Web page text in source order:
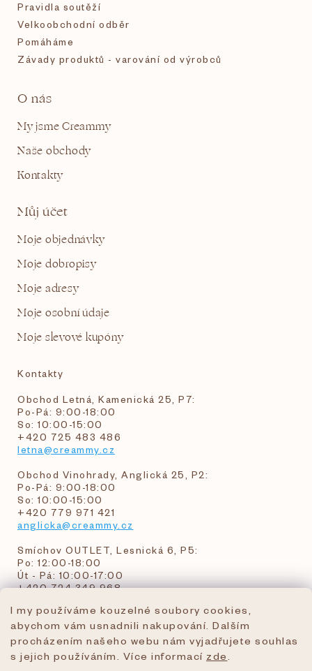
I my používáme kouzelné soubory cookies,
abychom vám usnadnili nakupování. Dalším
procházením našeho webu nám vyjadřujete souhlas
s jejich používáním. Více informací zde
Pravidla soutěží
Velkoobchodní odběr
Pomáháme
Závady produktů - varování od výrobců
O nás
My jsme Creammy
Naše obchody
Kontakty
Můj účet
Moje objednávky
Moje dobropisy
Moje adresy
Moje osobní údaje
Moje slevové kupóny
Kontakty
Obchod Letná, Kamenická 25, P7:
Po-Pá: 9:00-18:00
So: 10:00-15:00
+420 725 483 486
letna@creammy.cz
Obchod Vinohrady, Anglická 25, P2:
Po-Pá: 9:00-18:00
So: 10:00-15:00
+420 779 971 421
anglicka@creammy.cz
Smíchov OUTLET, Lesnická 6, P5:
Po: 12:00-18:00
Út - Pá: 10:00-17:00
+420 724 349 968
objednavky@creammy.cz
tel:+420 724 349 968